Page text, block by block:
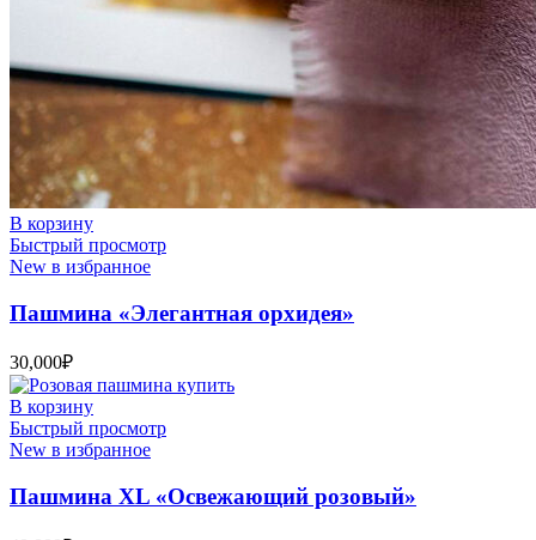
В корзину
Быстрый просмотр
New в избранное
Пашмина «Элегантная орхидея»
30,000₽
В корзину
Быстрый просмотр
New в избранное
Пашмина XL «Освежающий розовый»